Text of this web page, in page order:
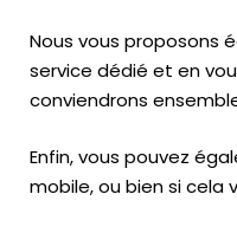
Nous vous proposons
service dédié et en
conviendrons
Enfin, vous pouvez
mobile, ou bien si cela